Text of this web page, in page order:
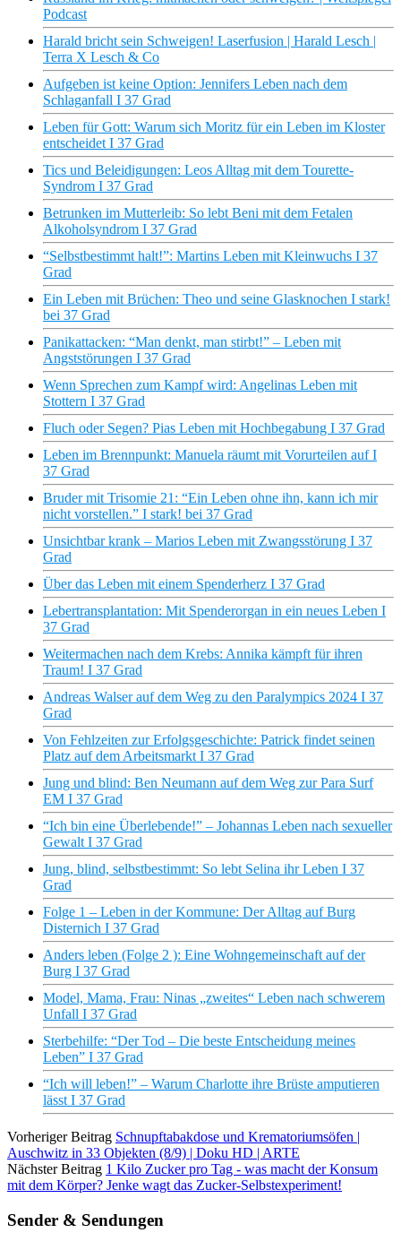
Podcast
Harald bricht sein Schweigen! Laserfusion | Harald Lesch |
Terra X Lesch & Co
Aufgeben ist keine Option: Jennifers Leben nach dem
Schlaganfall I 37 Grad
Leben für Gott: Warum sich Moritz für ein Leben im Kloster
entscheidet I 37 Grad
Tics und Beleidigungen: Leos Alltag mit dem Tourette-
Syndrom I 37 Grad
Betrunken im Mutterleib: So lebt Beni mit dem Fetalen
Alkoholsyndrom I 37 Grad
“Selbstbestimmt halt!”: Martins Leben mit Kleinwuchs I 37
Grad
Ein Leben mit Brüchen: Theo und seine Glasknochen I stark!
bei 37 Grad
Panikattacken: “Man denkt, man stirbt!” – Leben mit
Angststörungen I 37 Grad
Wenn Sprechen zum Kampf wird: Angelinas Leben mit
Stottern I 37 Grad
Fluch oder Segen? Pias Leben mit Hochbegabung I 37 Grad
Leben im Brennpunkt: Manuela räumt mit Vorurteilen auf I
37 Grad
Bruder mit Trisomie 21: ​​“Ein Leben ohne ihn, kann ich mir
nicht vorstellen.” I stark! bei 37 Grad
Unsichtbar krank – Marios Leben mit Zwangsstörung I 37
Grad
Über das Leben mit einem Spenderherz I 37 Grad
Lebertransplantation: Mit Spenderorgan in ein neues Leben I
37 Grad
Weitermachen nach dem Krebs: Annika kämpft für ihren
Traum! I 37 Grad
Andreas Walser auf dem Weg zu den Paralympics 2024 I 37
Grad
Von Fehlzeiten zur Erfolgsgeschichte: Patrick findet seinen
Platz auf dem Arbeitsmarkt I 37 Grad
Jung und blind: Ben Neumann auf dem Weg zur Para Surf
EM I 37 Grad
“Ich bin eine Überlebende!” – Johannas Leben nach sexueller
Gewalt I 37 Grad
Jung, blind, selbstbestimmt: So lebt Selina ihr Leben I 37
Grad
Folge 1 – Leben in der Kommune: Der Alltag auf Burg
Disternich I 37 Grad
Anders leben (Folge 2 ): Eine Wohngemeinschaft auf der
Burg I 37 Grad
Model, Mama, Frau: Ninas „zweites“ Leben nach schwerem
Unfall I 37 Grad
Sterbehilfe: “Der Tod – Die beste Entscheidung meines
Leben” I 37 Grad
“Ich will leben!” – Warum Charlotte ihre Brüste amputieren
lässt I 37 Grad
Vorheriger Beitrag Schnupftabakdose und Krematoriumsöfen |
Auschwitz in 33 Objekten (8/9) | Doku HD | ARTE
Nächster Beitrag 1 Kilo Zucker pro Tag - was macht der Konsum
mit dem Körper? Jenke wagt das Zucker-Selbstexperiment!
Sender & Sendungen